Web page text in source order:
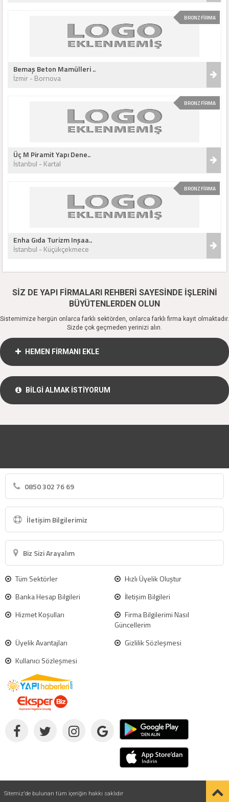
BRONZ FİRMA
Bemaş Beton Mamülleri ..
İzmir - Bornova
BRONZ FİRMA
Üç M Piramit Yapı Dene..
İstanbul - Kartal
BRONZ FİRMA
Enha Gıda Turizm Inşaa..
İstanbul - Küçükçekmece
SİZ DE YAPI FİRMALARI REHBERİ SAYESİNDE İŞLERİNİ
BÜYÜTENLERDEN OLUN
Sistemimize hergün onlarca farklı sektörden, onlarca farklı firma kayıt olmaktadır.
Sizde çok geçmeden yerinizi alın.
HEMEN FİRMANI EKLE
BİLGİ ALMAK İSTİYORUM
0850 302 76 69
İletişim Bilgilerimiz
Biz Sizi Arayalım
Tüm Sektörler
Hızlı Üyelik Oluştur
Banka Hesap Bilgileri
İletişim Bilgileri
Hizmet Koşulları
Firma Bilgilerimi Nasıl
Güncellerim
Üyelik Avantajları
Gizlilik Sözleşmesi
Kullanıcı Sözleşmesi
Sitemiz'de bulunan tüm içeriğin hakkı saklıdır